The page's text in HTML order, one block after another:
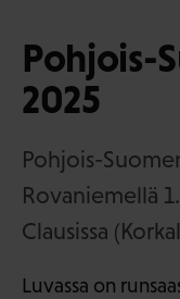
Pohjois-
2025
Pohjois-
Rovaniemellä
Clausissa
Luvassa on